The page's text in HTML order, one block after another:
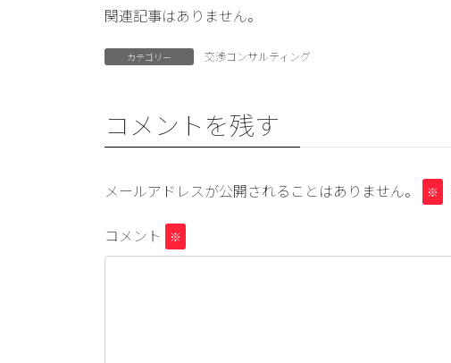
関連記事はありません。
カテゴリー 交渉コンサルティング
コメントを残す
メールアドレスが公開されることはありません。 ※
コメント ※